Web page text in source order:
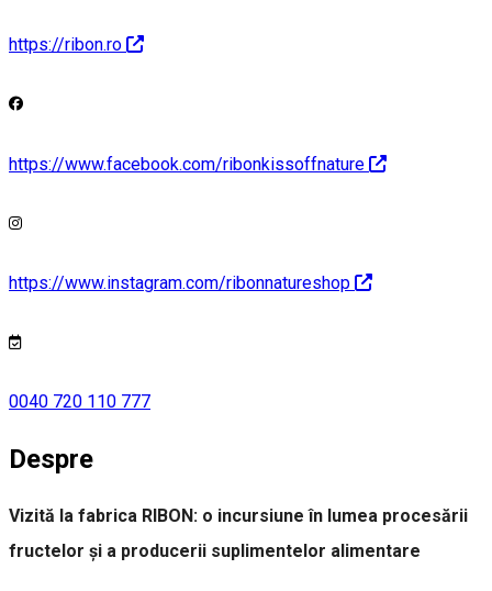
https://ribon.ro
https://www.facebook.com/ribonkissoffnature
https://www.instagram.com/ribonnatureshop
0040 720 110 777
Despre
Vizită la fabrica RIBON: o incursiune în lumea procesării
fructelor și a producerii suplimentelor alimentare